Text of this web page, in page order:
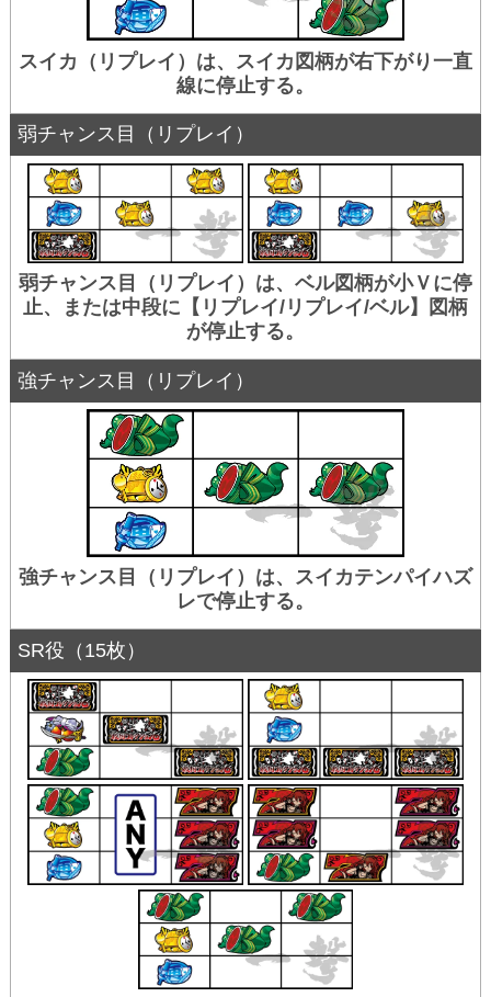
スイカ（リプレイ）は、スイカ図柄が右下がり一直
線に停止する。
弱チャンス目（リプレイ）
弱チャンス目（リプレイ）は、ベル図柄が小Ｖに停
止、または中段に【リプレイ/リプレイ/ベル】図柄
が停止する。
強チャンス目（リプレイ）
強チャンス目（リプレイ）は、スイカテンパイハズ
レで停止する。
SR役（15枚）